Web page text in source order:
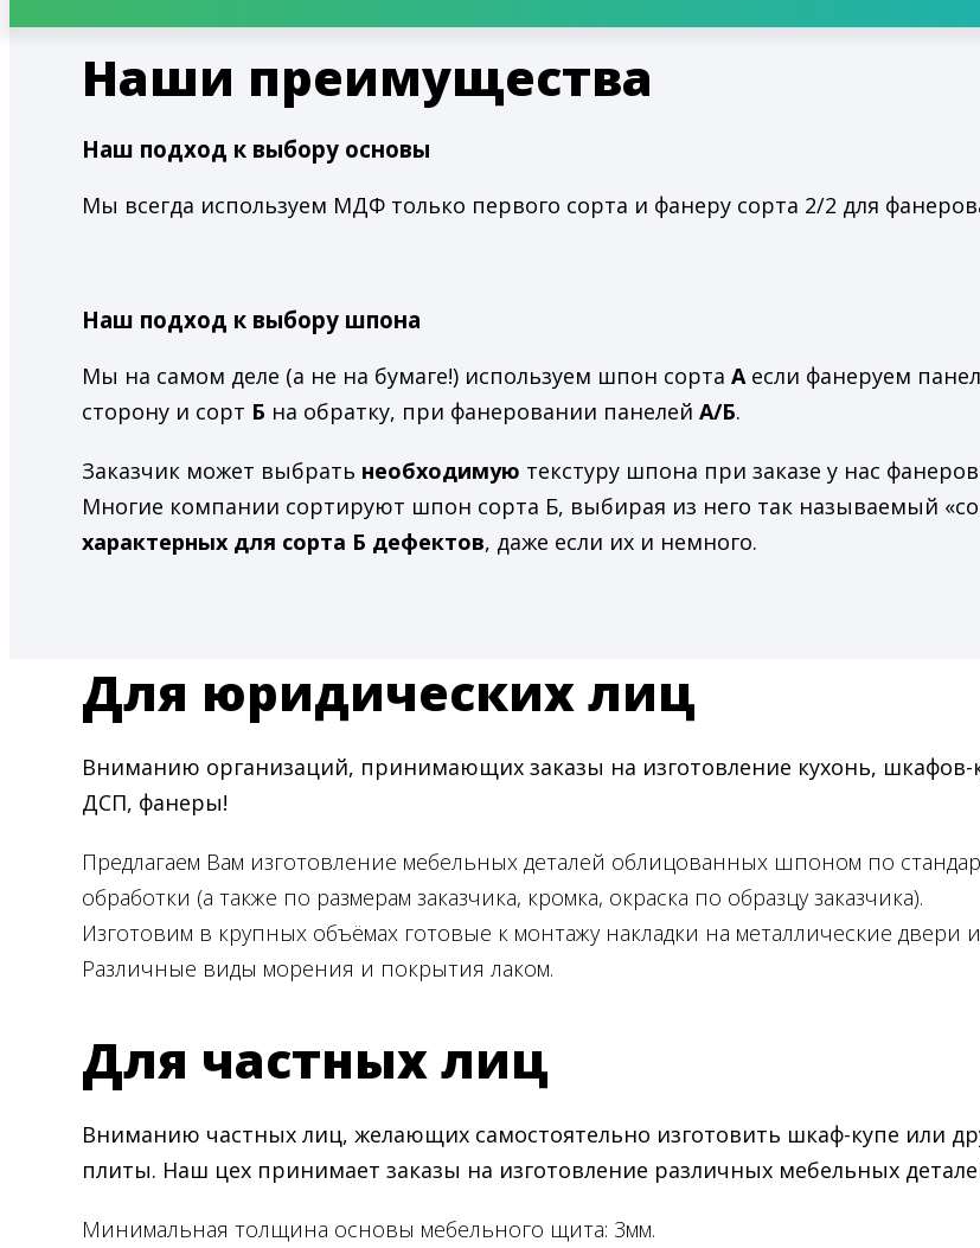
Наши преимущества
Наш подход к выбору основы
Мы всегда используем МДФ только первого сорта и фанеру сорта 2/2 для
Наш подход к выбору шпона
Мы на самом деле (а не на бумаге!) используем шпон сорта А если фанеруем
сторону и сорт Б на обратку, при фанеровании панелей А/Б.
Заказчик может выбрать необходимую текстуру шпона при заказе у нас
Многие компании сортируют шпон сорта Б, выбирая из него так называемый
характерных для сорта Б дефектов, даже если их и немного.
Для юридических лиц
Вниманию организаций, принимающих заказы на изготовление кухонь,
ДСП, фанеры!
Предлагаем Вам изготовление мебельных деталей облицованных шпоном по
обработки (а также по размерам заказчика, кромка, окраска по образцу заказчика).
Изготовим в крупных объёмах готовые к монтажу накладки на металлические двери
Различные виды морения и покрытия лаком.
Для частных лиц
Вниманию частных лиц, желающих самостоятельно изготовить шкаф-купе или
плиты. Наш цех принимает заказы на изготовление различных мебельных
Минимальная толщина основы мебельного щита: 3мм.